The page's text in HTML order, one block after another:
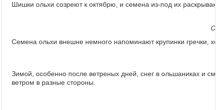
Шишки ольхи созреют к октябрю, и семена из-под их
Семена ольхи внешне немного напоминают крупинки гречки,
Зимой, особенно после ветреных дней, снег в ольшаниках и
ветром в разные стороны.